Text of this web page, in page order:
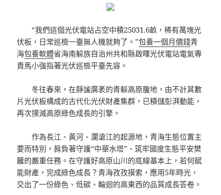
“我們這個光伏電站占空中積25031.6畝，稀有萬塊光
伏板，日常巡檢一臺無人機就夠了。”包養一個月價錢青
海包養軟體省海南躲族自治州共和縣啟暉光伏電站電氣專
責馬小強指著光伏巡檢平臺先容。
冬往春來，在靜謐廣袤的青躲高原腹地，由不計其數
片光伏板構成的古代化光伏財產集群，已積儲彭湃動能，
再次撲滅高原綠色成長的引擎。
作為長江、黃河、瀾滄江的起源地，青海生態位置主
要而特別，肩負著守護“中華水塔”、筑牢國度生態平安樊
籬的嚴重任務。在守護好高原山川的底線基本上，若何賦
能財產，完成綠色成長？青海孜孜摸索，應用5年時光，
交出了一份綠色、低碳、輪迴的高東西的品質成長答卷。